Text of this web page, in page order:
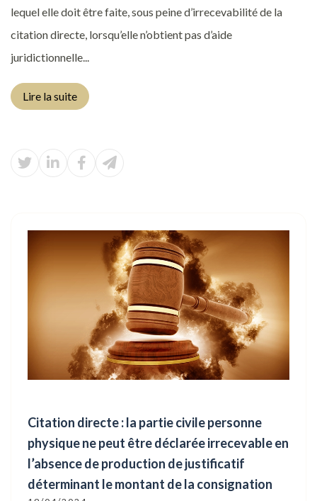
lequel elle doit être faite, sous peine d’irrecevabilité de la
citation directe, lorsqu’elle n’obtient pas d’aide
juridictionnelle...
Lire la suite
Citation directe : la partie civile personne
physique ne peut être déclarée irrecevable en
l’absence de production de justificatif
déterminant le montant de la consignation